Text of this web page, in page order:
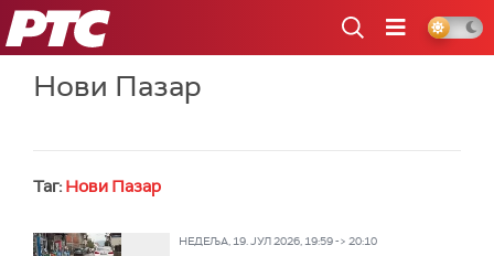
РТС
Нови Пазар
Таг: Нови Пазар
НЕДЕЉА, 19. ЈУЛ 2026, 19:59 -> 20:10